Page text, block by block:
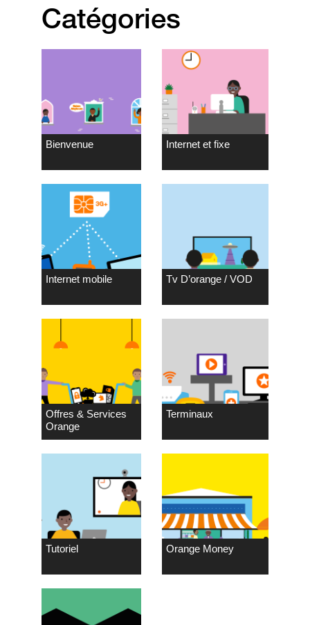
Catégories
Bienvenue Internet et fixe
Internet mobile Tv D’orange / VOD
Offres & Services
Orange
Terminaux
Tutoriel Orange Money